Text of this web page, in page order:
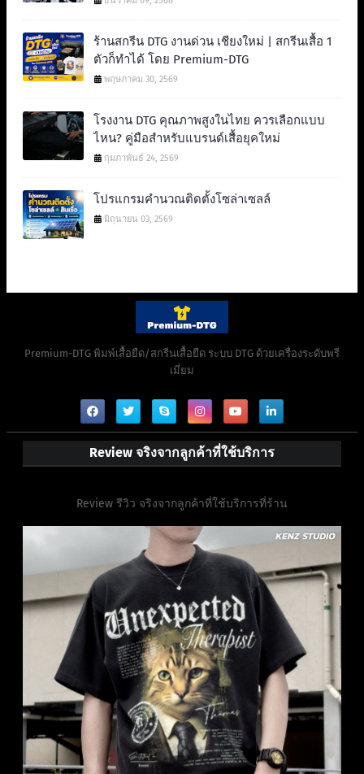
ร้านสกรีน DTG งานด่วน เชียงใหม่ | สกรีนเสื้อ 1
ตัวก็ทำได้ โดย Premium-DTG
พฤษภาคม 30, 2569
โรงงาน DTG คุณภาพสูงในไทย ควรเลือกแบบ
ไหน? คู่มือสำหรับแบรนด์เสื้อยุคใหม่
กุมภาพันธ์ 24, 2569
โปรแกรมคำนวณติดตั้งโซล่าเซลล์
มิถุนายน 03, 2569
Premium-DTG พิมพ์เสื้อยืด/สกรีนเสื้อยืด ระบบ DTG ด้วยเครื่องระดับพรี
เมี่ยม
Review จริงจากลูกค้าที่ใช้บริการ
Review รีวิว จริงจากลูกค้าที่ใช้บริการที่ร้าน